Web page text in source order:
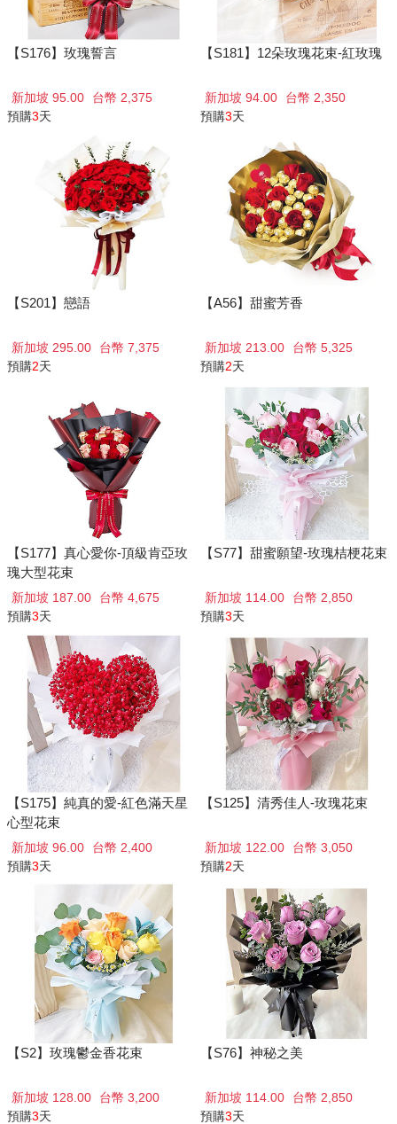
【S176】玫瑰誓言
新加坡 95.00
台幣 2,375
預購3天
【S181】12朵玫瑰花束-紅玫瑰
新加坡 94.00
台幣 2,350
預購3天
【S201】戀語
新加坡 295.00
台幣 7,375
預購2天
【A56】甜蜜芳香
新加坡 213.00
台幣 5,325
預購2天
【S177】真心愛你-頂級肯亞玫
瑰大型花束
新加坡 187.00
台幣 4,675
預購3天
【S77】甜蜜願望-玫瑰桔梗花束
新加坡 114.00
台幣 2,850
預購3天
【S175】純真的愛-紅色滿天星
心型花束
新加坡 96.00
台幣 2,400
預購3天
【S125】清秀佳人-玫瑰花束
新加坡 122.00
台幣 3,050
預購2天
【S2】玫瑰鬱金香花束
新加坡 128.00
台幣 3,200
預購3天
【S76】神秘之美
新加坡 114.00
台幣 2,850
預購3天